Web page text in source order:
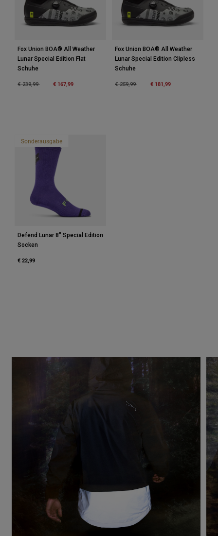
Fox Union BOA® All Weather
Lunar Special Edition Flat
Schuhe
Price reduced from
€ 239,99 € 167,99
Fox Union BOA® All Weather
Lunar Special Edition Clipless
Schuhe
Price reduced from
€ 259,99 € 181,99
Sonderausgabe
Defend Lunar 8" Special Edition
Socken
€ 22,99